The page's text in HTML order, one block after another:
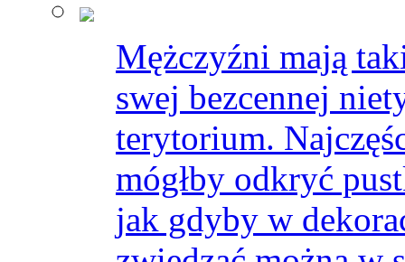
Mężczyźni mają
swej bezcennej
terytorium.
mógłby odkryć
jak gdyby w